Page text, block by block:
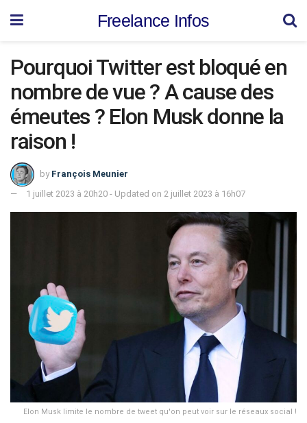
Freelance Infos
Pourquoi Twitter est bloqué en
nombre de vue ? A cause des
émeutes ? Elon Musk donne la
raison !
by François Meunier
1 juillet 2023 à 20h20 - Updated on 2 juillet 2023 à 16h07
Elon Musk limite le nombre de tweet qu'on peut voir sur le réseaux social !